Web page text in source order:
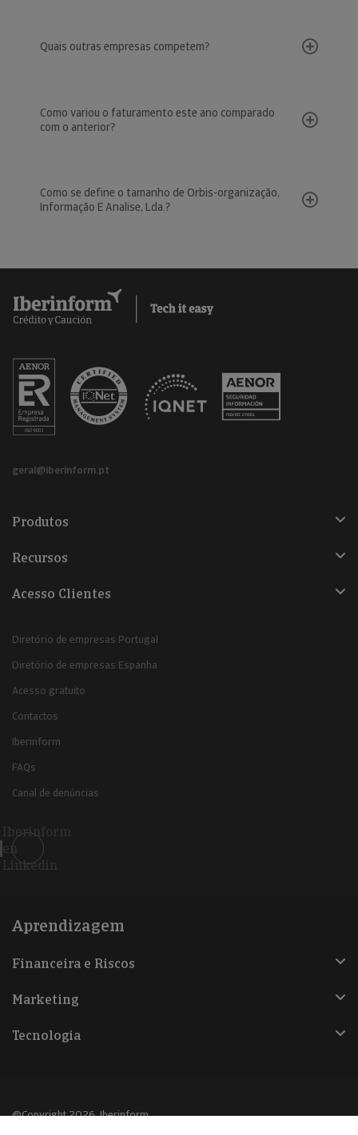
Quais outras empresas competem?
Como variou o faturamento este ano comparado
com o anterior?
Como se define o tamanho de Orbis-organização,
Informação E Analise, Lda.?
geral@iberinform.pt
Produtos
Recursos
Acesso Clientes
Diretório de empresas Portugal
Diretório de empresas Espanha
Acesso gratuito
Contactos
Iberinform
FAQs
Canal de denúncias
Iberinform
en
Linkedin
Aprendizagem
Financeira e Riscos
Marketing
Tecnologia
@Copyright 2026, Iberinform